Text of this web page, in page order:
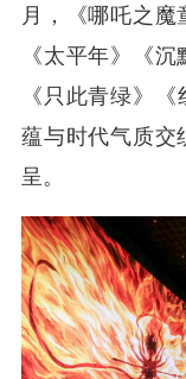
月，《哪吒之魔
《太平年》《
《只此青绿》
蕴与时代气质交
呈。